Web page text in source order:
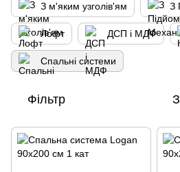
З м'яким узголів'ям З
Лофт ДСП і МДФ
Спальні системи
Фільтр